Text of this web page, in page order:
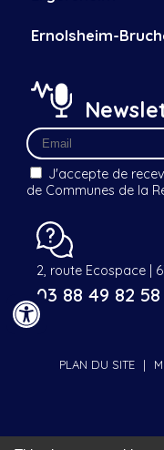
Ernolsheim-
J'accepte de
de Communes de la
2, route Ecospace |
03 88 49 82 58
PLAN DU SITE |